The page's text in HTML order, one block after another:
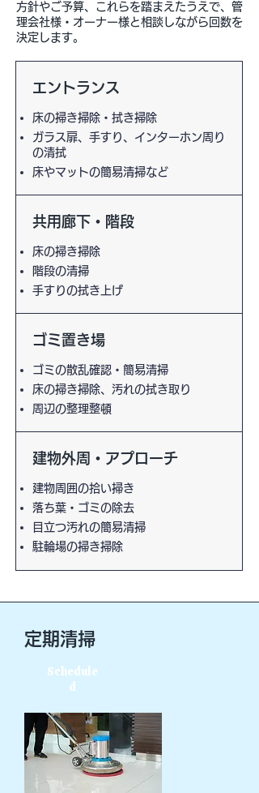
方針やご予算、これらを踏まえたうえで、管
理会社様・オーナー様と相談しながら回数を
決定します。
エントランス
床の掃き掃除・拭き掃除
ガラス扉、手すり、インターホン周り
の清拭
床やマットの簡易清掃など
共用廊下・階段
床の掃き掃除
階段の清掃
手すりの拭き上げ
ゴミ置き場
ゴミの散乱確認・簡易清掃
床の掃き掃除、汚れの拭き取り
周辺の整理整頓
​建物外周・アプローチ
建物周囲の拾い掃き
落ち葉・ゴミの除去
目立つ汚れの簡易清掃
​駐輪場の掃き掃除
定期清掃
Schedule
d